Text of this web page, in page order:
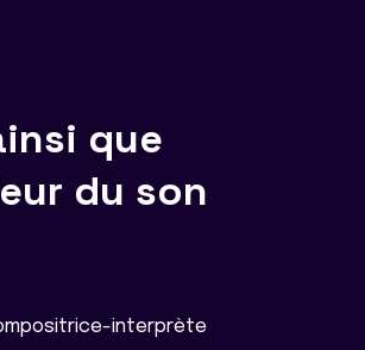
que
du son
interprète